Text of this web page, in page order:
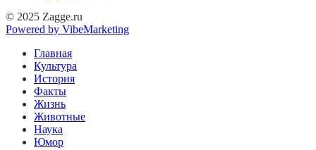
© 2025 Zagge.ru
Powered by VibeMarketing
Главная
Культура
История
Факты
Жизнь
Животные
Наука
Юмор